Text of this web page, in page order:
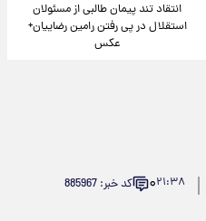
انتقاد تند پیمان طالبی از مسئولان
استقلال در پی رفتن رامین رضاییان+
عکس
۲۱:۳۸۰ کد خبر: 885967